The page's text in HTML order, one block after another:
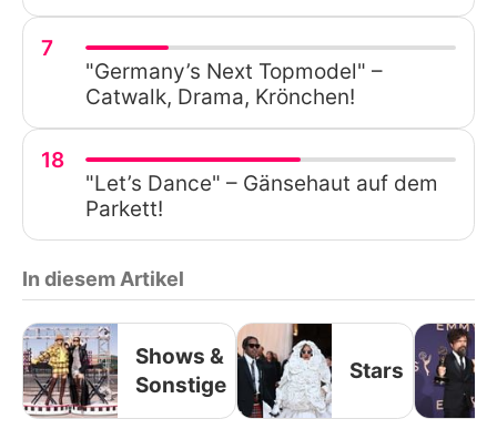
7
"Germany’s Next Topmodel" –
Catwalk, Drama, Krönchen!
18
"Let’s Dance" – Gänsehaut auf dem
Parkett!
In diesem Artikel
Shows &
Sonstige
Stars